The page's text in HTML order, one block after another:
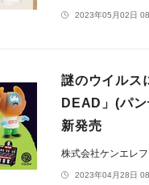
2023年05月02日
謎のウイルス
DEAD」(パ
新発売
株式会社ケンエレフ
2023年04月28日